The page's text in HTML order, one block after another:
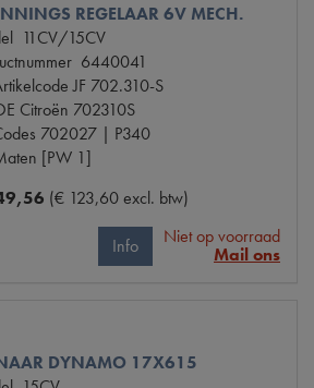
REGELAAR 6V MECH.
11CV/15CV
6440041
JF 702.310-S
Citroën 702310S
702027 | P340
[PW 1]
(€ 123,60 excl. btw)
Info
Niet op voorraad
Mail ons
DYNAMO 17X615